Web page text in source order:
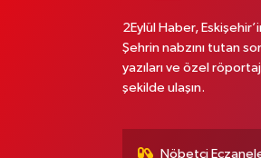
2Eylül Haber,
Şehrin nabzını tutan
yazıları ve özel
şekilde ulaşın.
Nöbetçi